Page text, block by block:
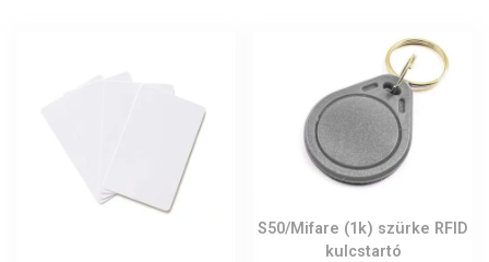
S50/Mifare (1k) szürke RFID
kulcstartó